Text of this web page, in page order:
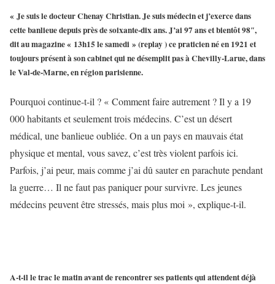
« Je suis le docteurChenay Christian. Je suis médecin et j’exerce dans
cette banlieue depuis près de soixante-dix ans. J’ai 97 ans et bientôt 98″,
dit au magazine « 13h15 le samedi » (replay ) ce praticien né en 1921 et
toujours présent à son cabinet qui ne désemplit pas à Chevilly-Larue, dans
le Val-de-Marne, en région parisienne.
Pourquoi continue-t-il ? « Comment faire autrement ? Il y a 19
000 habitants et seulement trois médecins. C’est un désert
médical, une banlieue oubliée. On a un pays en mauvais état
physique et mental, vous savez, c’est très violent parfois ici.
Parfois, j’ai peur, mais comme j’ai dû sauter en parachute pendant
la guerre… Il ne faut pas paniquer pour survivre. Les jeunes
médecins peuvent être stressés, mais plus moi », explique-t-il.
A-t-il le trac le matin avant de rencontrer ses patients qui attendent déjà